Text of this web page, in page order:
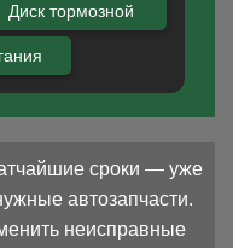
Диск тормозной
сроки — уже
автозапчасти.
неисправные